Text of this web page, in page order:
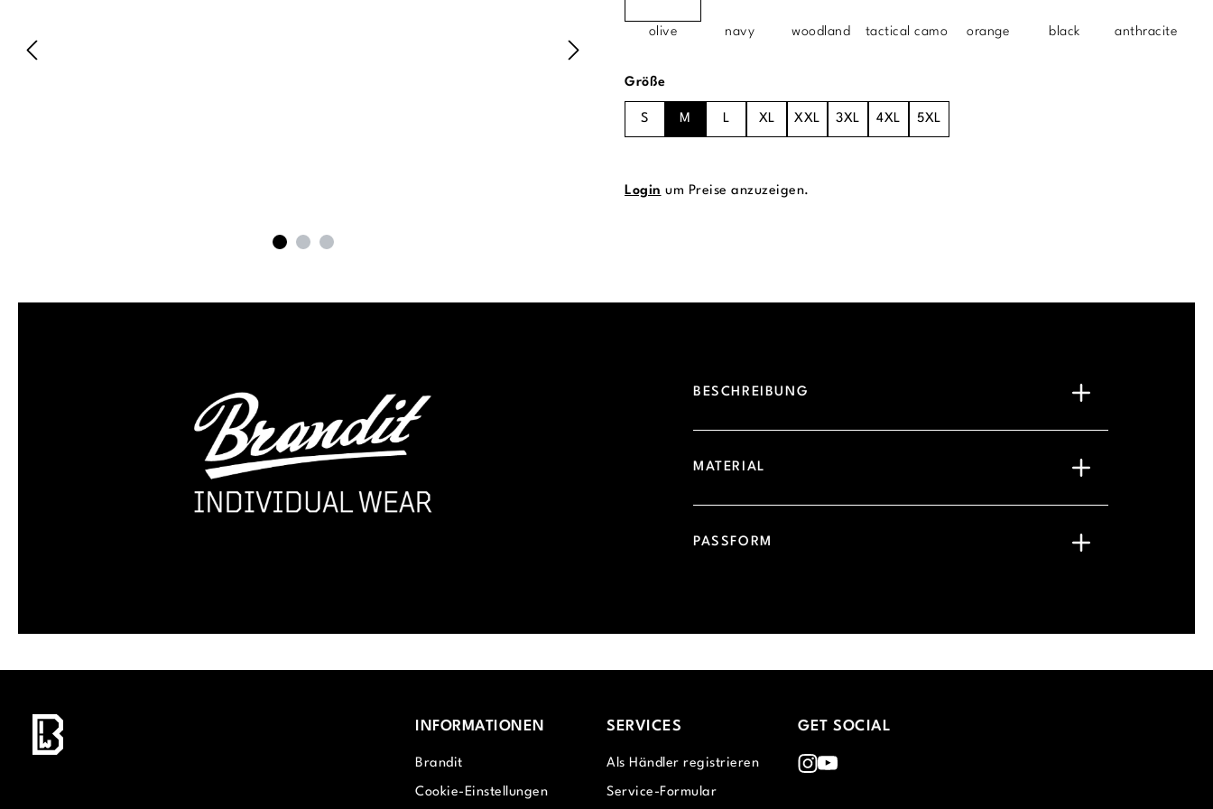
olive navy woodland tactical camo orange black anthracite
Größeauswählen
S M L XL XXL 3XL 4XL 5XL
Login um Preise anzuzeigen.
BESCHREIBUNG
MATERIAL
PASSFORM
INFORMATIONEN
Brandit
Cookie-Einstellungen
SERVICES
Als Händler registrieren
Service-Formular
GET SOCIAL
Instagram
Youtube